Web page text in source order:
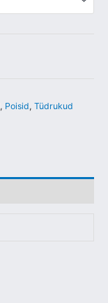
, Poisid, Tüdrukud